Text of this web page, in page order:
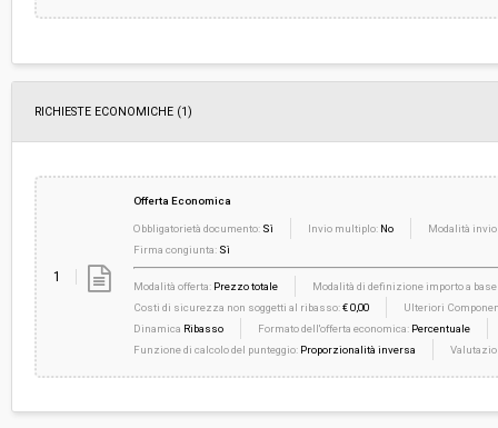
RICHIESTE ECONOMICHE (1)
1
Offerta Economica
Obbligatorietà documento: Sì Invio multiplo: No
Modalità
Firma congiunta: Sì
Modalità offerta: Prezzo totale
Modalità di definizione importo a base
Costi di sicurezza non soggetti al ribasso:€ 0,00
Ulteriori
Dinamica Ribasso Formato dell'offerta economica: Percentuale
Funzione di calcolo del punteggio: Proporzionalità inversa